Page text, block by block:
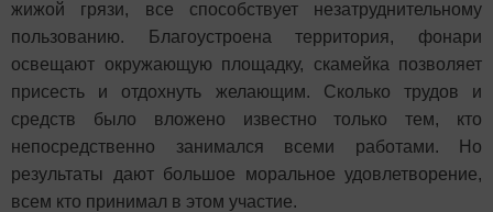
жижой грязи, все способствует незатруднительному
пользованию. Благоустроена территория, фонари
освещают окружающую площадку, скамейка позволяет
присесть и отдохнуть желающим. Сколько трудов и
средств было вложено известно только тем, кто
непосредственно занимался всеми работами. Но
результаты дают большое моральное удовлетворение,
всем кто принимал в этом участие.